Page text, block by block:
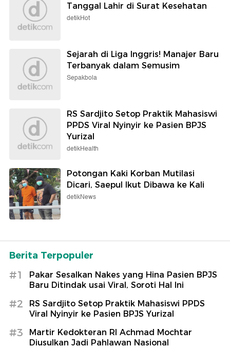
Tanggal Lahir di Surat Kesehatan
detikHot
Sejarah di Liga Inggris! Manajer Baru
Terbanyak dalam Semusim
Sepakbola
RS Sardjito Setop Praktik Mahasiswi
PPDS Viral Nyinyir ke Pasien BPJS
Yurizal
detikHealth
Potongan Kaki Korban Mutilasi
Dicari, Saepul Ikut Dibawa ke Kali
detikNews
Berita Terpopuler
#1
Pakar Sesalkan Nakes yang Hina Pasien BPJS
Baru Ditindak usai Viral, Soroti Hal Ini
#2
RS Sardjito Setop Praktik Mahasiswi PPDS
Viral Nyinyir ke Pasien BPJS Yurizal
#3
Martir Kedokteran RI Achmad Mochtar
Diusulkan Jadi Pahlawan Nasional